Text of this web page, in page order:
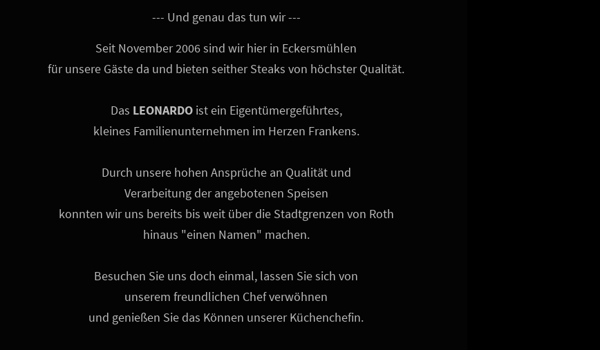
--- Und genau das tun wir ---
Seit November 2006 sind wir hier in Eckersmühlen
für unsere Gäste da und bieten seither Steaks von höchster Qualität.
Das LEONARDOist ein Eigentümergeführtes,
kleines Familienunternehmen im Herzen Frankens.
Durch unsere hohen Ansprüche an Qualität und
Verarbeitung der angebotenen Speisen
konnten wir uns bereits bis weit über die Stadtgrenzen von Roth
hinaus "einen Namen" machen.
Besuchen Sie uns doch einmal, lassen Sie sich von
unserem freundlichen Chef verwöhnen
und genießen Sie das Können unserer Küchenchefin.